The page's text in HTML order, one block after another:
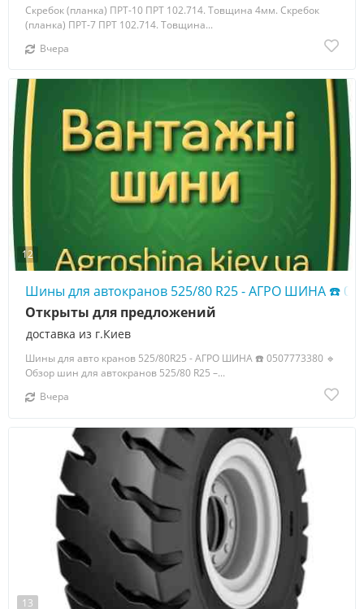
Скребок (планка) ПРТ-10 ПРТ 102.714. Товщина 4мм. Скребок
(планка) ПРТ-7 ПРТ 102.714. Товщина...
Вчера
12
Шины для автокранов 525/80 R25 - АГРО ШИНА ☎️
доставка из г.Киев
Открыты для предложений
Шины для авто кранов 525/80R25 - АГРО ШИНА ☎️ 0507773380 🔹
Обзор шин для автокранов 525/80 R25 –...
Вчера
13